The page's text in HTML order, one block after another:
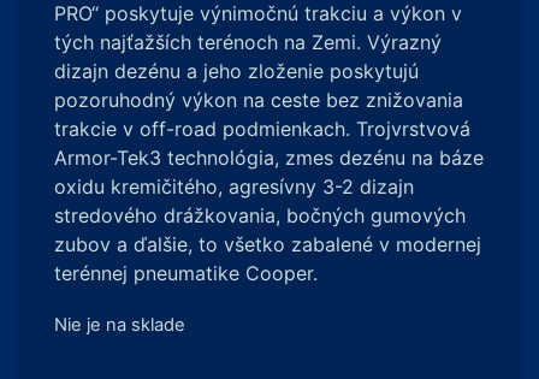
PRO“ poskytuje výnimočnú trakciu a výkon v
tých najťažších terénoch na Zemi. Výrazný
dizajn dezénu a jeho zloženie poskytujú
pozoruhodný výkon na ceste bez znižovania
trakcie v off-road podmienkach. Trojvrstvová
Armor-Tek3 technológia, zmes dezénu na báze
oxidu kremičitého, agresívny 3-2 dizajn
stredového drážkovania, bočných gumových
zubov a ďalšie, to všetko zabalené v modernej
terénnej pneumatike Cooper.
Nie je na sklade